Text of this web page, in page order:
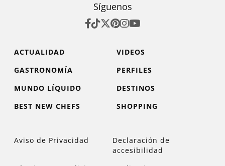
Síguenos
ACTUALIDAD
VIDEOS
GASTRONOMÍA
PERFILES
MUNDO LÍQUIDO
DESTINOS
BEST NEW CHEFS
SHOPPING
Aviso de Privacidad
Declaración de
accesibilidad